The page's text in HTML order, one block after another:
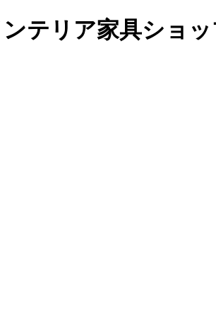
テリア家具ショッ